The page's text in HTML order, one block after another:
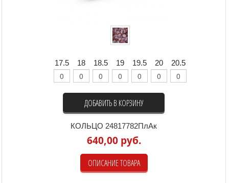
17.5 18 18.5 19 19.5 20 20.5
ДОБАВИТЬ В КОРЗИНУ
КОЛЬЦО 24817782ПлАк
640,00 руб.
ОПИСАНИЕ ТОВАРА